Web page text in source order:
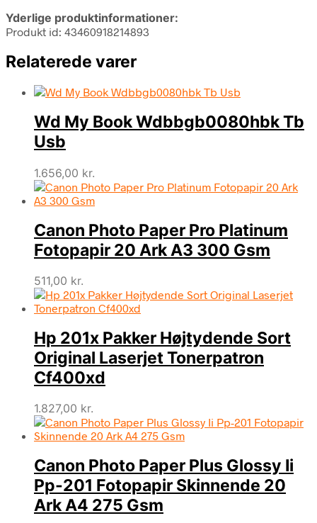
Yderlige produktinformationer:
Produkt id: 43460918214893
Relaterede varer
Wd My Book Wdbbgb0080hbk Tb
Usb
1.656,00 kr.
Canon Photo Paper Pro Platinum
Fotopapir 20 Ark A3 300 Gsm
511,00 kr.
Hp 201x Pakker Højtydende Sort
Original Laserjet Tonerpatron
Cf400xd
1.827,00 kr.
Canon Photo Paper Plus Glossy Ii
Pp-201 Fotopapir Skinnende 20
Ark A4 275 Gsm